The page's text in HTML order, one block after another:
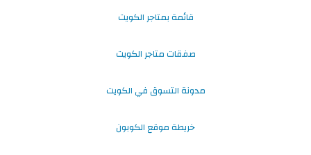
قائمة بمتاجر الكويت
صفقات متاجر الكويت
مدونة التسوق في الكويت
خريطة موقع الكوبون